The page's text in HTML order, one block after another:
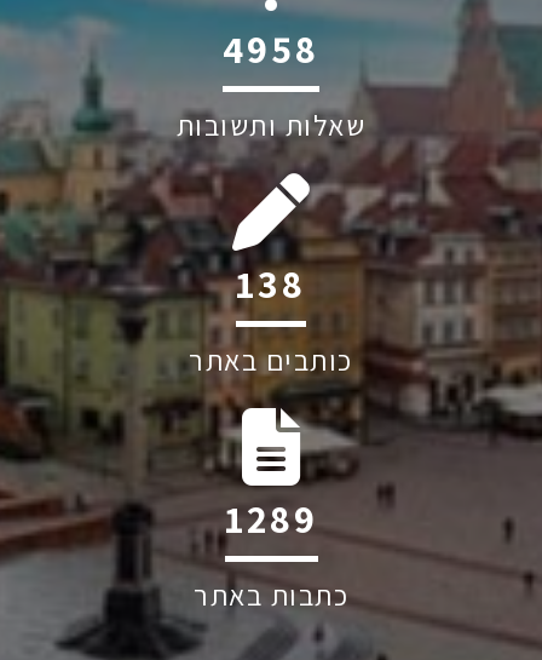
6045
שאלות ותשובות
195
כותבים באתר
1819
כתבות באתר